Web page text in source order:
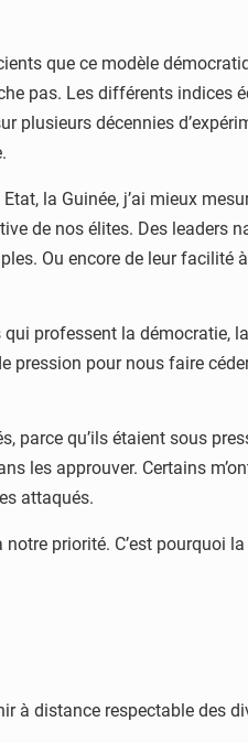
que ce modèle
pas. Les différents indices
plusieurs décennies
la Guinée, j’ai mieux
de nos élites. Des leaders
Ou encore de leur facilité
professent la démocratie,
pression pour nous faire
parce qu’ils étaient sous
les approuver. Certains
attaqués.
notre priorité. C’est pourquoi
à distance respectable des